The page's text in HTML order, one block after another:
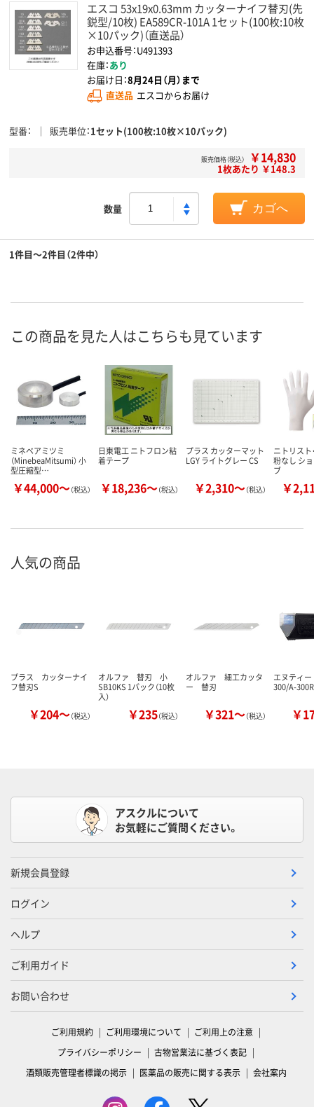
エスコ 53x19x0.63mm カッターナイフ替刃(先
鋭型/10枚) EA589CR-101A 1セット(100枚:10枚
×10パック)（直送品）
お申込番号：U491393
在庫：あり
お届け日：8月24日（月）まで
直送品 エスコからお届け
型番 販売単位 1セット(100枚:10枚×10パック)
販売価格（税込） ￥14,830
1枚あたり ￥148.3
数量 カゴへ
1件目～2件目（2件中）
この商品を見た人はこちらも見ています
ミネベアミツミ
（MinebeaMitsumi） 小
型圧縮型…
￥44,000～（税込）
日東電工 ニトフロン粘
着テープ
￥18,236～（税込）
プラス カッターマット
LGY ライトグレー CS
￥2,310～（税込）
ニトリスト
粉なし シ
ブ
￥
人気の商品
プラス カッターナイ
フ替刃S
￥204～（税込）
オルファ 替刃 小
SB10KS 1パック（10枚
入）
￥235（税込）
オルファ 細工カッタ
ー 替刃
￥321～（税込）
エヌティ
300/A-
￥
アスクルについて
お気軽にご質問ください。
新規会員登録
ログイン
ヘルプ
ご利用ガイド
お問い合わせ
ご利用規約 ご利用環境について
ご利用上の注意
プライバシーポリシー
古物営業法に基づく表記
酒類販売管理者標識の掲示
医薬品の販売に関する表示 会社案内